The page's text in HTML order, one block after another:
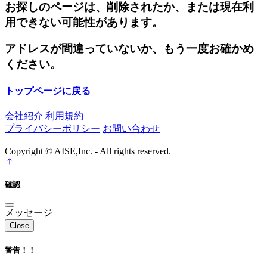
お探しのページは、削除されたか、または現在利
用できない可能性があります。
アドレスが間違っていないか、もう一度お確かめ
ください。
トップページに戻る
会社紹介 利用規約
プライバシーポリシー お問い合わせ
Copyright © AISE,Inc. - All rights reserved.
確認
メッセージ
Close
警告！！